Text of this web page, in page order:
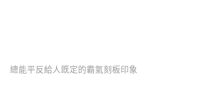
總能平反給人既定的霸氣刻板印象